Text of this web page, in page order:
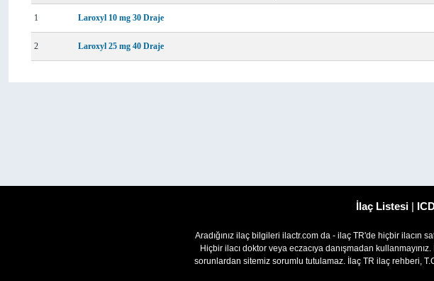
1 Laroxyl 10 mg 30 Draje
2 Laroxyl 25 mg 40 Draje
İlaç Listesi |
Aradığınız ilaç bilgileri ilactr.com da - ilaç TR'de hiçbir ilacın
Hiçbir ilacı doktor veya eczacıya danışmadan
sorunlardan sitemiz sorumlu tutulamaz. İlaç TR ilaç rehberi,